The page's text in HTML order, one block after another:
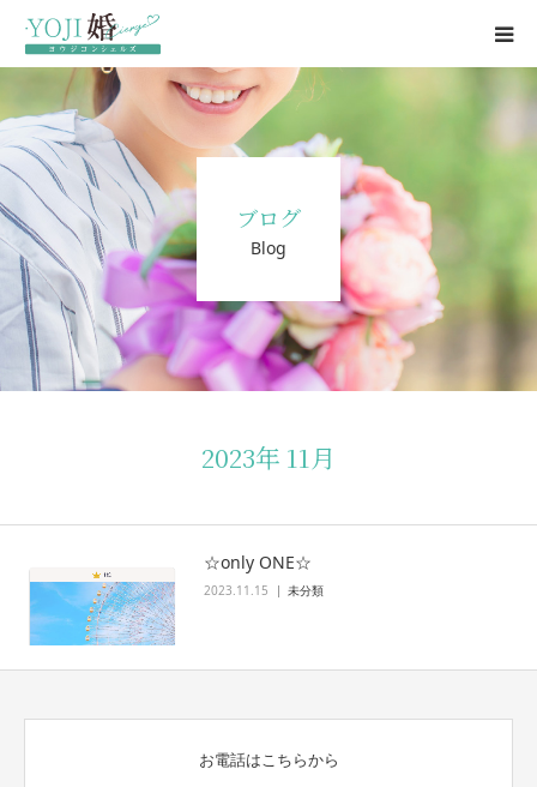
ブログ
Blog
2023年 11月
☆only ONE☆
2023.11.15 未分類
お電話はこちらから
結婚相談所
婚活パーティー
ブログ
婚活パーティー情報
会社概要・代表挨拶